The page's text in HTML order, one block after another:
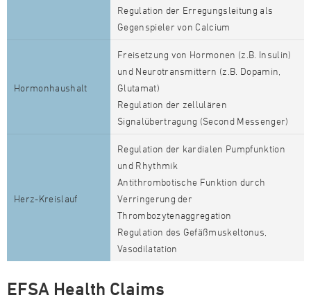
Regulation der Erregungsleitung als
Gegenspieler von Calcium
Hormonhaushalt
Freisetzung von Hormonen (z.B. Insulin)
und Neurotransmittern (z.B. Dopamin,
Glutamat)
Regulation der zellulären
Signalübertragung (Second Messenger)
Herz-Kreislauf
Regulation der kardialen Pumpfunktion
und Rhythmik
Antithrombotische Funktion durch
Verringerung der
Thrombozytenaggregation
Regulation des Gefäßmuskeltonus,
Vasodilatation
EFSA Health Claims